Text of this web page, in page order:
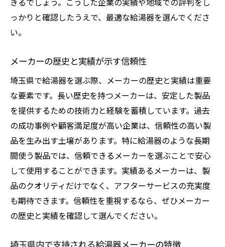
っかりと確認したうえで、最適な給湯器を選んでくださ
い。
メーカーの歴史と実績が示す信頼性
埼玉県で給湯器を選ぶ際、メーカーの歴史と実績は重要
な要素です。長い歴史を持つメーカーは、安定した製品
を提供するための技術力と経験を蓄積しています。過去
の成功事例や顧客満足度が高い企業は、信頼性の高い製
品を生み出す土壌があります。特に給湯器のような長期
間使う製品では、信頼できるメーカーを選ぶことで安心
して使用することができます。実績あるメーカーは、製
品のクオリティだけでなく、アフターサービスの充実度
も期待できます。信頼性を重視するなら、ぜひメーカー
の歴史と実績を確認して選んでください。
埼玉県内で支持される給湯器メーカーの特徴